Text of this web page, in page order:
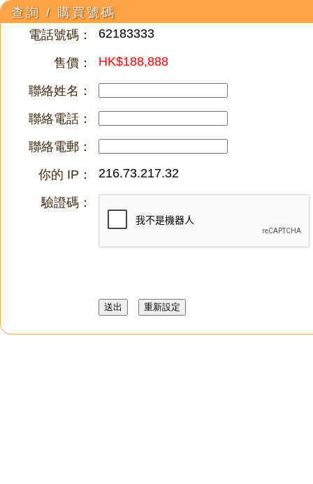
查詢 / 購買號碼
電話號碼：
62183333
售價： HK$188,888
聯絡姓名：
聯絡電話：
聯絡電郵：
你的 IP：
216.73.217.32
驗證碼：